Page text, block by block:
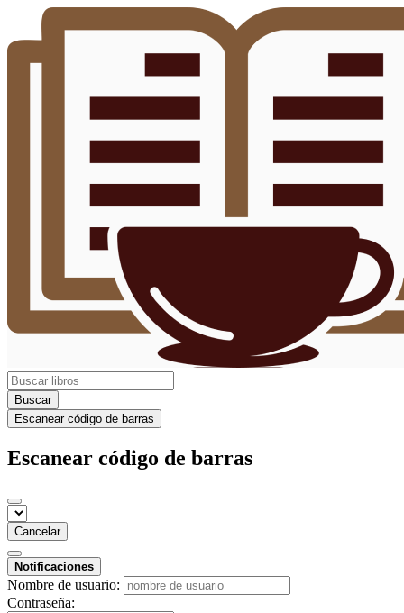
Buscar
Escanear código de barras
Escanear código de barras
Cancelar
Notificaciones
Nombre de usuario:
Contraseña: